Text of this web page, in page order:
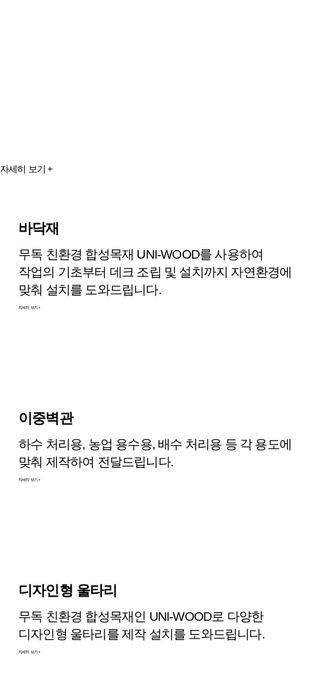
자세히 보기 +
바닥재
무독 친환경 합성목재 UNI-WOOD를 사용하여
작업의 기초부터 데크 조립 및 설치까지 자연환경에
맞춰 설치를 도와드립니다.
자세히 보기 +
이중벽관
하수 처리용, 농업 용수용, 배수 처리용 등 각 용도에
맞춰 제작하여 전달드립니다.
자세히 보기 +
디자인형 울타리
무독 친환경 합성목재인 UNI-WOOD로 다양한
디자인형 울타리를 제작 설치를 도와드립니다.
자세히 보기 +